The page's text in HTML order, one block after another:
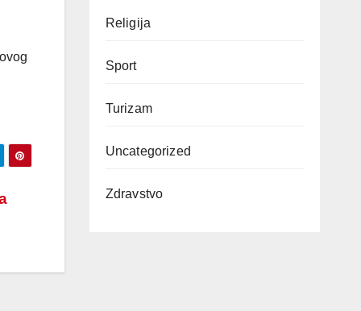
Religija
Sport
Turizam
Uncategorized
Zdravstvo